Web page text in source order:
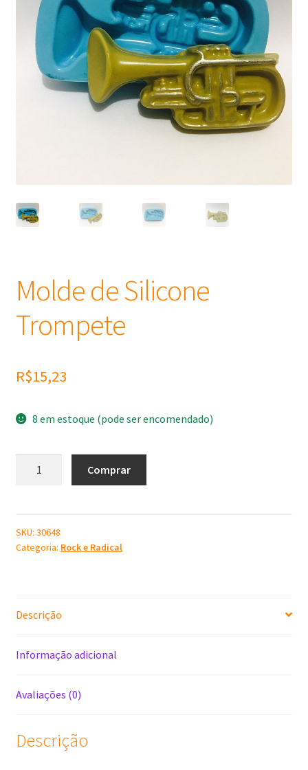
Frascos
Extratos
Óleos
Molde de Silicone
Trompete
R$15,23
8 em estoque (pode ser encomendado)
quantidade
Comprar
SKU: 30648
Categoria: Rock e Radical
Descrição
Informação adicional
Avaliações (0)
Descrição